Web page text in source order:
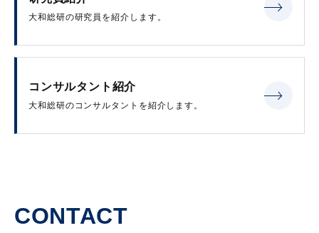
大和総研の研究員を紹介します。
コンサルタント紹介
大和総研のコンサルタントを紹介します。
CONTACT